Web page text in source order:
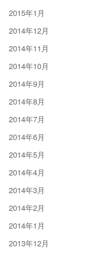
2015年1月
2014年12月
2014年11月
2014年10月
2014年9月
2014年8月
2014年7月
2014年6月
2014年5月
2014年4月
2014年3月
2014年2月
2014年1月
2013年12月